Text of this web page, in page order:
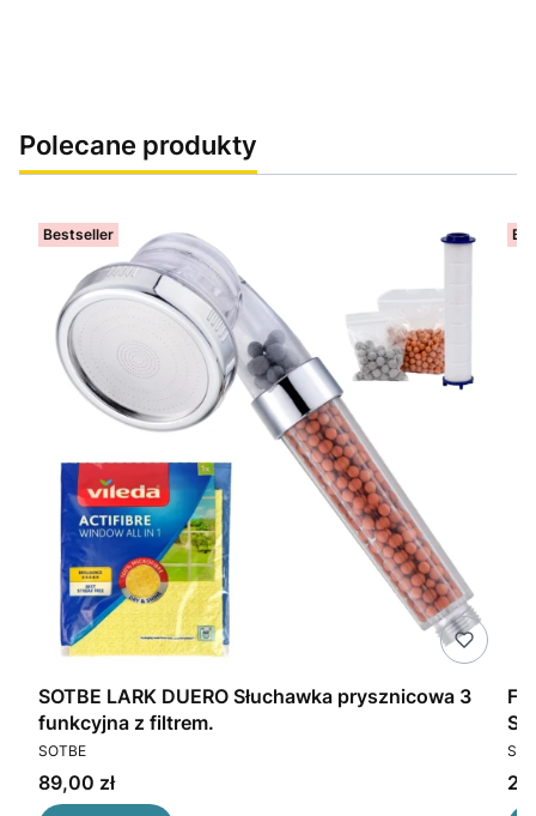
Polecane produkty
Bestseller
SOTBE LARK DUERO Słuchawka prysznicowa 3
funkcyjna z filtrem.
PRODUCENT
SOTBE
Cena
89,00 zł